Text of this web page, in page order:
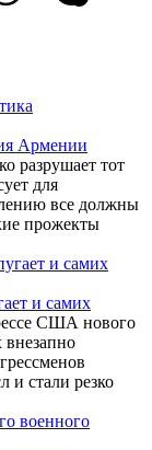
Армении
разрушает тот
для
все должны
прожекты
и самих
США нового
внезапно
и стали резко